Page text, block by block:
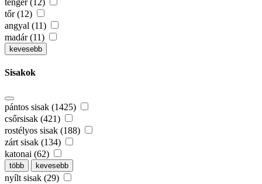
tőr (12)
angyal (11)
madár (11)
kevesebb
Sisakok
pántos sisak (1425)
csőrsisak (421)
rostélyos sisak (188)
zárt sisak (134)
katonai (62)
több kevesebb
nyílt sisak (29)